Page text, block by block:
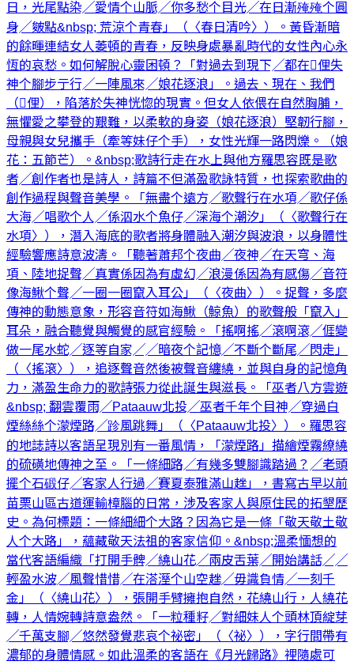
日，光尾點染╱愛情个山脈╱你多愁个目光╱在日漸殗殗个圓
身╱皴點&nbsp; 荒涼个青春」（〈春日清吟〉）。黃昏漸暗
的餘暉連結女人萎頓的青春，反映身處暴亂時代的女性內心永
恆的哀愁。如何解脫心靈困頓？「對過去到現下╱都在𫣆俚失
神个腳步亍行╱一陣風來╱娘花逐浪」。過去、現在、我們
（𫣆俚），陷落於失神恍惚的現實。但女人依偎在自然胸脯，
無懼愛之攀登的艱難，以柔軟的身姿（娘花逐浪）堅韌行腳，
母親與女兒攜手（牽等妹仔个手），女性光輝一路閃爍。（娘
花：五節芒）。&nbsp;歌詩行走在水上與他方羅思容既是歌
者╱創作者也是詩人，詩篇不但滿盈歌詠特質，也探索歌曲的
創作過程與聲音美學。「無盡个遠方╱歌聲行在水項╱歌仔係
大海╱唱歌个人╱係泅水个魚仔╱深海个潮汐」（〈歌聲行在
水項〉），潛入海底的歌者將身體融入潮汐與波浪，以身體性
經驗響應詩意波濤。「聽著蕭邦个夜曲╱夜神╱在天穹、海
項、陸地捉聲╱真實係因為有虛幻╱浪漫係因為有感傷╱音符
像海鰍个聲╱一圈一圈竄入耳公」（〈夜曲〉）。捉聲，多麼
傳神的動態意象，形容音符如海鰍（鯨魚）的歌聲般「竄入」
耳朵，融合聽覺與觸覺的感官經驗。「搖啊搖╱滾啊滾╱𠊎變
做一尾水蛇╱逐等自家╱╱暗夜个記憶╱不斷个斷尾╱閃走」
（〈搖滾〉），追逐聲音然後被聲音纏繞，並與自身的記憶角
力，滿盈生命力的歌詩張力從此誕生與滋長。「巫者八方雲遊
&nbsp; 翻雲覆雨╱Pataauw北投╱巫者千年个目神╱穿過白
煙絲絲个濛煙路╱跈風跳舞」（〈Pataauw北投〉）。羅思容
的地誌詩以客語呈現別有一番風情，「濛煙路」描繪煙霧繚繞
的硫磺地傳神之至。「一條細路╱有幾多雙腳識踏過？╱老頭
擺个石碫仔╱客家人行過╱賽夏泰雅滿山趖」，書寫古早以前
苗栗山區古道運輸樟腦的日常，涉及客家人與原住民的拓墾歷
史。為何標題：一條細細个大路？因為它是一條「敬天敬土敬
人个大路」，蘊藏敬天法祖的客家信仰。&nbsp;溫柔愐想的
當代客語編織「打開手髀╱繞山花╱兩皮舌葉╱開始講話╱╱
輕盈水波╱風聲惜惜╱在溚溼个山空趖╱毋識負情╱一刻千
金」（〈繞山花〉），張開手臂擁抱自然，花繞山行，人繞花
轉，人情婉轉詩意盎然。「一粒種籽╱對細妹人个頭林頂綻芽
╱千萬支腳╱悠然發覺悲哀个祕密」（〈祕〉），字行間帶有
濃郁的身體情感。如此溫柔的客語在《月光歸路》裡隨處可